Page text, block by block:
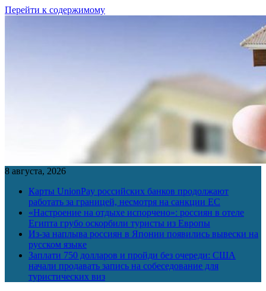
Перейти к содержимому
8 августа, 2026
Карты UnionPay российских банков продолжают
работать за границей, несмотря на санкции ЕС
«Настроение на отдыхе испорчено»: россиян в отеле
Египта грубо оскорбили туристы из Европы
Из-за наплыва россиян в Японии появились вывески на
русском языке
Заплати 750 долларов и пройди без очереди: США
начали продавать запись на собеседование для
туристических виз